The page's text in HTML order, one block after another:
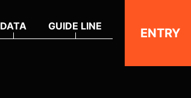
DATA GUIDE LINE ENTRY